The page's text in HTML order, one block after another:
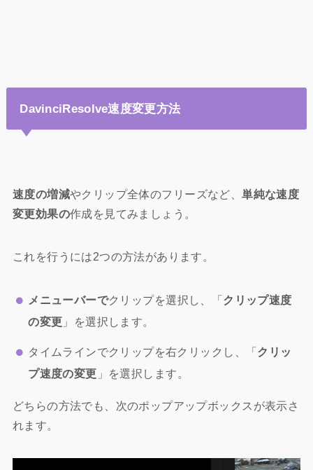
DavinciResolve速度変更方法
速度の増減やクリップ全体のフリーズなど、単純な速度
変更効果の作成を見てみましょう。
これを行うには2つの方法があります。
メニューバーでクリップを選択し、「クリップ速度
の変更 」を選択します。
タイムラインでクリップを右クリックし、「クリッ
プ速度の変更 」を選択します。
どちらの方法でも、次のポップアップボックスが表示さ
れます。